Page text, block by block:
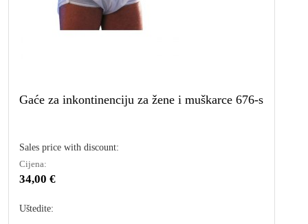
Gaće za inkontinenciju za žene i muškarce 676-s
Sales price with discount:
Cijena:
34,00 €
Uštedite: